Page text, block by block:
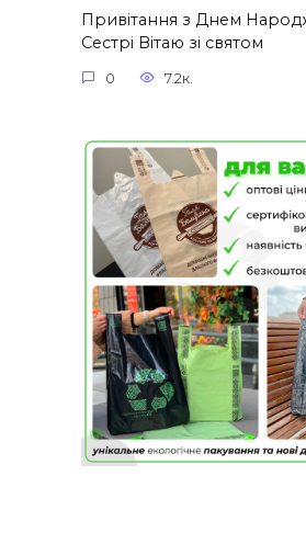
Привітання з Днем
Сестрі Вітаю зі святом
0 7.2к.